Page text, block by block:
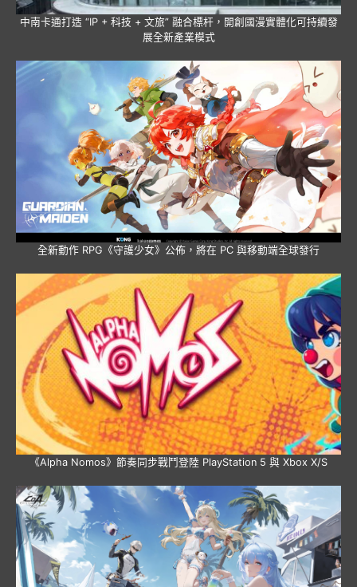
中南卡通打造 “IP + 科技 + 文旅” 融合標杆，開創國漫實體化可持續發
展全新產業模式
全新動作 RPG《守護少女》公佈，將在 PC 與移動端全球發行
《Alpha Nomos》節奏同步戰鬥登陸 PlayStation 5 與 Xbox X/S